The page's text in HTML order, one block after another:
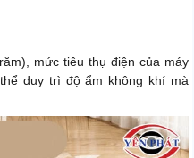
mức tiêu thụ điện của máy
duy trì độ ẩm không khí mà